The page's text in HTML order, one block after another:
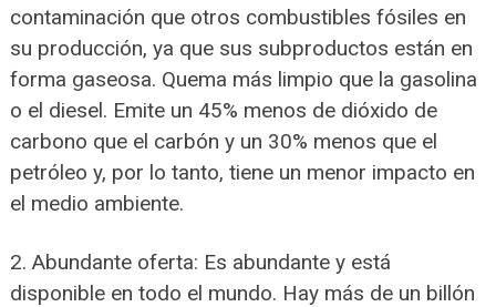
contaminación que otros combustibles fósiles en
su producción, ya que sus subproductos están en
forma gaseosa. Quema más limpio que la gasolina
o el diesel. Emite un 45% menos de dióxido de
carbono que el carbón y un 30% menos que el
petróleo y, por lo tanto, tiene un menor impacto en
el medio ambiente.
2. Abundante oferta: Es abundante y está
disponible en todo el mundo. Hay más de un billón